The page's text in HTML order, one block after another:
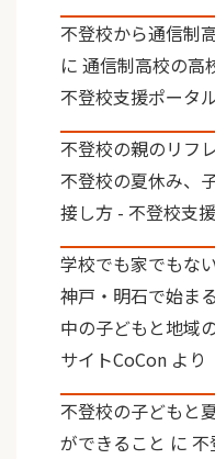
不登校から通信制
に 通信制高校の高
不登校支援ポータ
不登校の親のリフ
不登校の夏休み、
接し方 - 不登校支
学校でも家でもな
神戸・明石で始ま
中の子どもと地域
サイトCoCon より
不登校の子どもと
ができること に